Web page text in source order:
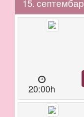
15. септембар
20:00h